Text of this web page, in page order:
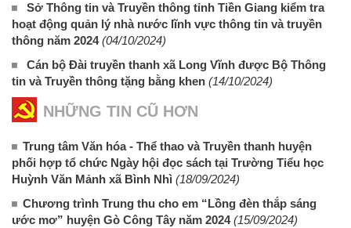
Sở Thông tin và Truyền thông tỉnh Tiền Giang kiểm tra
hoạt động quản lý nhà nước lĩnh vực thông tin và truyền
thông năm 2024 (04/10/2024)
Cán bộ Đài truyền thanh xã Long Vĩnh được Bộ Thông
tin và Truyền thông tặng bằng khen (14/10/2024)
NHỮNG TIN CŨ HƠN
Trung tâm Văn hóa - Thể thao và Truyền thanh huyện
phối hợp tổ chức Ngày hội đọc sách tại Trường Tiểu học
Huỳnh Văn Mảnh xã Bình Nhì (18/09/2024)
Chương trình Trung thu cho em “Lồng đèn thắp sáng
ước mơ” huyện Gò Công Tây năm 2024 (15/09/2024)